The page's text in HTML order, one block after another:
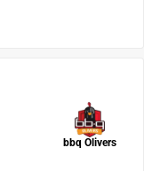
bbq Olivers